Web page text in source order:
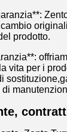
prodotto.
vita per i